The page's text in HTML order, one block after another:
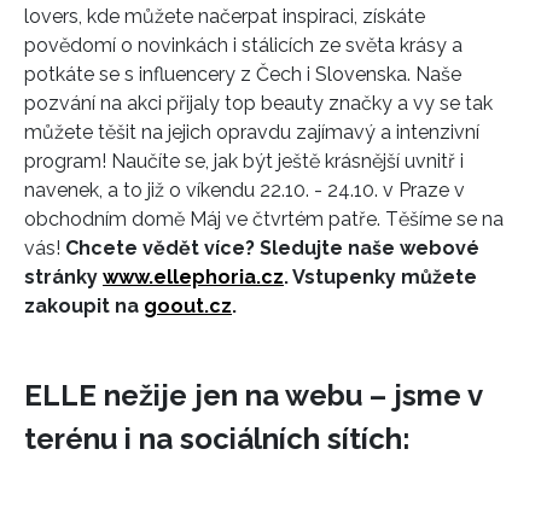
lovers, kde můžete načerpat inspiraci, získáte
povědomí o novinkách i stálicích ze světa krásy a
potkáte se s influencery z Čech i Slovenska. Naše
pozvání na akci přijaly top beauty značky a vy se tak
můžete těšit na jejich opravdu zajímavý a intenzivní
program! Naučíte se, jak být ještě krásnější uvnitř i
navenek, a to již o víkendu 22.10. - 24.10. v Praze v
obchodním domě Máj ve čtvrtém patře. Těšíme se na
vás! Chcete vědět více? Sledujte naše webové
stránky www.ellephoria.cz. Vstupenky můžete
zakoupit na goout.cz.
ELLE nežije jen na webu – jsme v
terénu i na sociálních sítích: